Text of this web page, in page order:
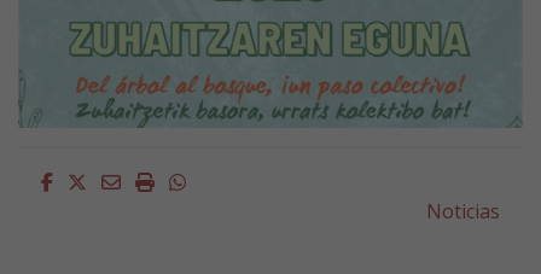
Facebook
Twitter
EmailImprimirWhatsapp
Noticias